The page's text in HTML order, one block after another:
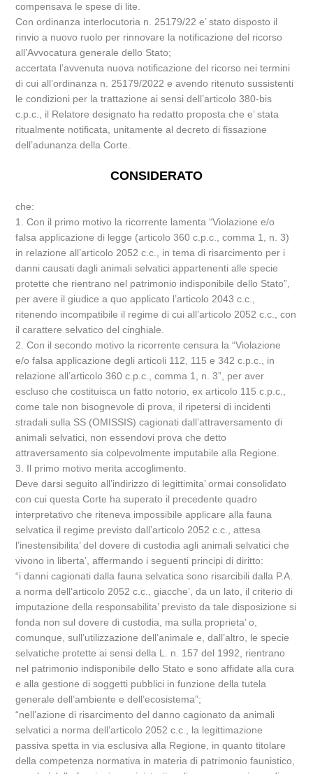
compensava le spese di lite.
Con ordinanza interlocutoria n. 25179/22 e’ stato disposto il
rinvio a nuovo ruolo per rinnovare la notificazione del ricorso
all’Avvocatura generale dello Stato;
accertata l’avvenuta nuova notificazione del ricorso nei termini
di cui all’ordinanza n. 25179/2022 e avendo ritenuto sussistenti
le condizioni per la trattazione ai sensi dell’articolo 380-bis
c.p.c., il Relatore designato ha redatto proposta che e’ stata
ritualmente notificata, unitamente al decreto di fissazione
dell’adunanza della Corte.
CONSIDERATO
che:
1. Con il primo motivo la ricorrente lamenta “Violazione e/o
falsa applicazione di legge (articolo 360 c.p.c., comma 1, n. 3)
in relazione all’articolo 2052 c.c., in tema di risarcimento per i
danni causati dagli animali selvatici appartenenti alle specie
protette che rientrano nel patrimonio indisponibile dello Stato”,
per avere il giudice a quo applicato l’articolo 2043 c.c.,
ritenendo incompatibile il regime di cui all’articolo 2052 c.c., con
il carattere selvatico del cinghiale.
2. Con il secondo motivo la ricorrente censura la “Violazione
e/o falsa applicazione degli articoli 112, 115 e 342 c.p.c., in
relazione all’articolo 360 c.p.c., comma 1, n. 3”, per aver
escluso che costituisca un fatto notorio, ex articolo 115 c.p.c.,
come tale non bisognevole di prova, il ripetersi di incidenti
stradali sulla SS (OMISSIS) cagionati dall’attraversamento di
animali selvatici, non essendovi prova che detto
attraversamento sia colpevolmente imputabile alla Regione.
3. Il primo motivo merita accoglimento.
Deve darsi seguito all’indirizzo di legittimita’ ormai consolidato
con cui questa Corte ha superato il precedente quadro
interpretativo che riteneva impossibile applicare alla fauna
selvatica il regime previsto dall’articolo 2052 c.c., attesa
l’inestensibilita’ del dovere di custodia agli animali selvatici che
vivono in liberta’, affermando i seguenti principi di diritto:
“i danni cagionati dalla fauna selvatica sono risarcibili dalla P.A.
a norma dell’articolo 2052 c.c., giacche’, da un lato, il criterio di
imputazione della responsabilita’ previsto da tale disposizione si
fonda non sul dovere di custodia, ma sulla proprieta’ o,
comunque, sull’utilizzazione dell’animale e, dall’altro, le specie
selvatiche protette ai sensi della L. n. 157 del 1992, rientrano
nel patrimonio indisponibile dello Stato e sono affidate alla cura
e alla gestione di soggetti pubblici in funzione della tutela
generale dell’ambiente e dell’ecosistema”;
“nell’azione di risarcimento del danno cagionato da animali
selvatici a norma dell’articolo 2052 c.c., la legittimazione
passiva spetta in via esclusiva alla Regione, in quanto titolare
della competenza normativa in materia di patrimonio faunistico,